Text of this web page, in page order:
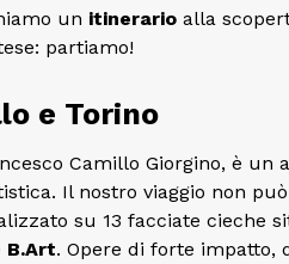
un itinerario alla
partiamo!
e Torino
Camillo Giorgino, è
Il nostro viaggio non
su 13 facciate cieche
B.Art. Opere di forte impatto,